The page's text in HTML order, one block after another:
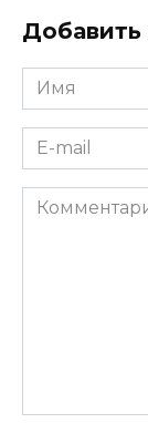
Имя
*
E-
mail
*Комментарий